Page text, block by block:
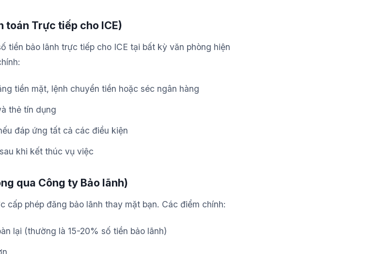
toán Trực tiếp cho ICE)
tiền bảo lãnh trực tiếp cho ICE tại bất kỳ văn phòng hiện
tiền mặt, lệnh chuyển tiền hoặc séc ngân hàng
thẻ tín dụng
đáp ứng tất cả các điều kiện
khi kết thúc vụ việc
qua Công ty Bảo lãnh)
cấp phép đăng bảo lãnh thay mặt bạn. Các điểm chính:
lại (thường là 15-20% số tiền bảo lãnh)